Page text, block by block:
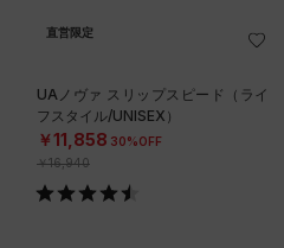
直営限定
UAノヴァ スリップスピード（ライ
フスタイル/UNISEX）
￥11,858 30%OFF
￥16,940